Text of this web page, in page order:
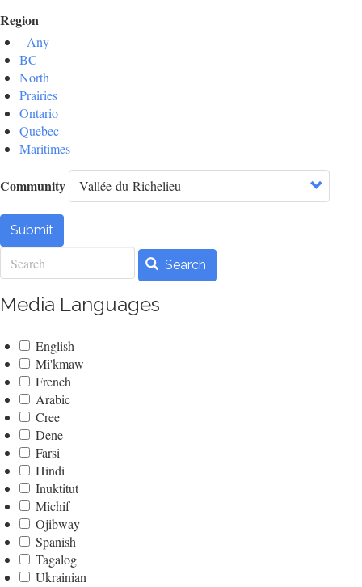
Region
- Any -
BC
North
Prairies
Ontario
Quebec
Maritimes
Community
Submit
Search
Search
Media Languages
English
Mi'kmaw
French
Arabic
Cree
Dene
Farsi
Hindi
Inuktitut
Michif
Ojibway
Spanish
Tagalog
Ukrainian